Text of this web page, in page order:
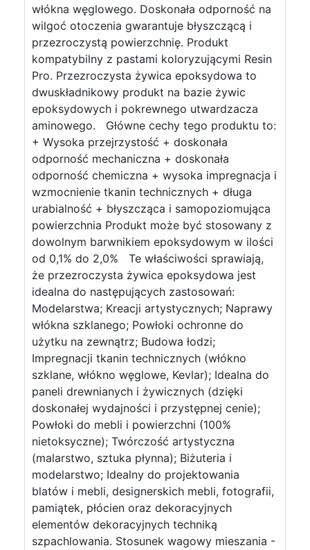
włókna węglowego. Doskonała odporność na
wilgoć otoczenia gwarantuje błyszczącą i
przezroczystą powierzchnię. Produkt
kompatybilny z pastami koloryzującymi Resin
Pro. Przezroczysta żywica epoksydowa to
dwuskładnikowy produkt na bazie żywic
epoksydowych i pokrewnego utwardzacza
aminowego. Główne cechy tego produktu to:
+ Wysoka przejrzystość + doskonała
odporność mechaniczna + doskonała
odporność chemiczna + wysoka impregnacja i
wzmocnienie tkanin technicznych + długa
urabialność + błyszcząca i samopoziomująca
powierzchnia Produkt może być stosowany z
dowolnym barwnikiem epoksydowym w ilości
od 0,1% do 2,0% Te właściwości sprawiają,
że przezroczysta żywica epoksydowa jest
idealna do następujących zastosowań:
Modelarstwa; Kreacji artystycznych; Naprawy
włókna szklanego; Powłoki ochronne do
użytku na zewnątrz; Budowa łodzi;
Impregnacji tkanin technicznych (włókno
szklane, włókno węglowe, Kevlar); Idealna do
paneli drewnianych i żywicznych (dzięki
doskonałej wydajności i przystępnej cenie);
Powłoki do mebli i powierzchni (100%
nietoksyczne); Twórczość artystyczna
(malarstwo, sztuka płynna); Biżuteria i
modelarstwo; Idealny do projektowania
blatów i mebli, designerskich mebli, fotografii,
pamiątek, płócien oraz dekoracyjnych
elementów dekoracyjnych techniką
szpachlowania. Stosunek wagowy mieszania -